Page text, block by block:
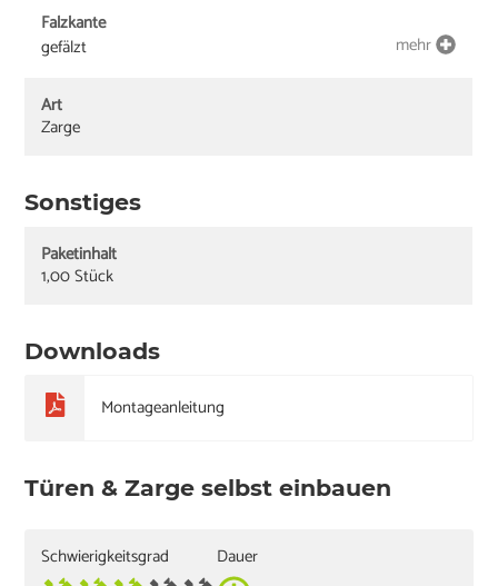
Falzkante
gefälzt
mehr
Art
Zarge
Sonstiges
Paketinhalt
1,00 Stück
Downloads
Montageanleitung
Türen & Zarge selbst einbauen
Schwierigkeitsgrad
Dauer